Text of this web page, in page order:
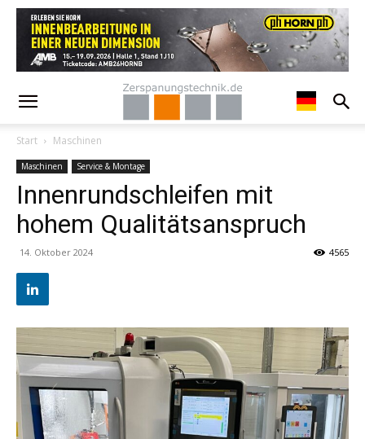
Start Maschinen
Maschinen Service & Montage
Innenrundschleifen mit
hohem Qualitätsanspruch
14. Oktober 2024 4565